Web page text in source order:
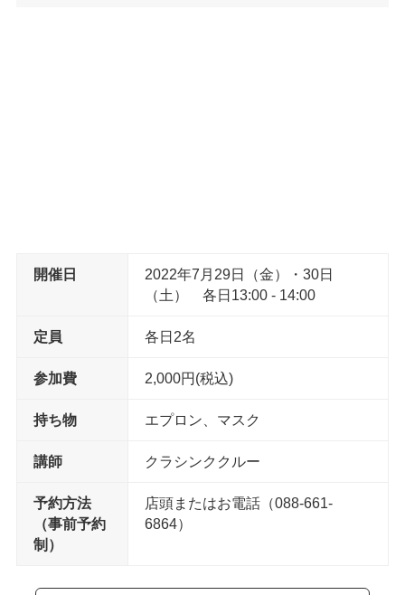
開催日
2022年7月29日（金）・30日
（土） 各日13:00 - 14:00
定員 各日2名
参加費 2,000円(税込)
持ち物 エプロン、マスク
講師 クラシンククルー
予約方法
（事前予約
制）
店頭またはお電話（088-661-
6864）